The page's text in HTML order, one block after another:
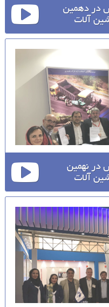
در دهمین
آلات
در نهمین
آلات